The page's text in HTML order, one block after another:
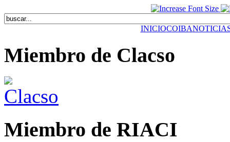
INICIOCOIBA
Miembro de Clacso
Miembro de RIACI